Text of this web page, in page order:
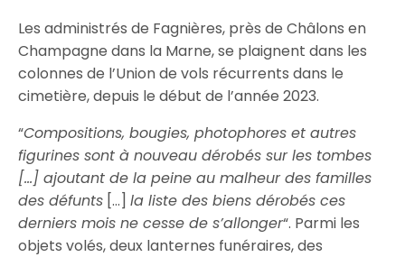
Les administrés de Fagnières, près de Châlons en
Champagne dans la Marne, se plaignent dans les
colonnes de l’Union de vols récurrents dans le
cimetière, depuis le début de l’année 2023.
“Compositions, bougies, photophores et autres
figurines sont à nouveau dérobés sur les tombes
[…] ajoutant de la peine au malheur des familles
des défunts […]la liste des biens dérobés ces
derniers mois ne cesse de s’allonger“. Parmi les
objets volés, deux lanternes funéraires, des